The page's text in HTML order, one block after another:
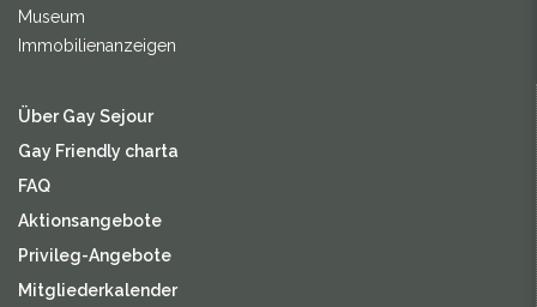
Museum
Immobilienanzeigen
Über Gay Sejour
Gay Friendly charta
FAQ
Aktionsangebote
Privileg-Angebote
Mitgliederkalender